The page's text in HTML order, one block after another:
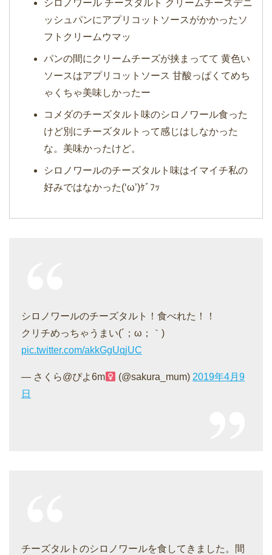
シロノワール チーズタルト クリームチーズデニ
ッシュパンにアプリコットソースがかかったソ
フトクリームウマッ
パンの間にクリームチーズが挟まってて 黄色い
ソースはアプリコットソース 甘酸っぱくてめち
ゃくちゃ美味しかったー
コメダのチーズタルト味のシロノワール食った
けど別にチーズタルトって感じはしなかった
な。美味かったけど。
シロノワールのチーズタルト味はイマイチ私の
好みではなかった(‘ω’)ｹﾞﾌｯ
シロノワールのチーズタルト！食べれた！！
クリチめっちゃうまい(´；ω；｀)
pic.twitter.com/akkGgUqjUC
— さくら@ぴよ6m (@sakura_mum) 2019年4月9
日
チーズタルトのシロノワールを食してきました。間